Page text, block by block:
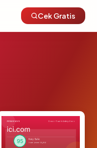
Cek Gratis